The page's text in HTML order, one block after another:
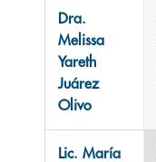
Dra.
Melissa
Yareth
Juárez
Olivo
Lic. María